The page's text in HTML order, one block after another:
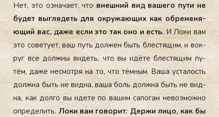
Нет, это оз­на­ча­ет, чтовнеш­ний вид ва­шего пу­ти не
бу­дет выг­ля­деть для ок­ру­жа­ющих как об­ре­меня­
ющий вас, да­же ес­ли это так оно и есть.И Ло­ки вам
это со­вету­ет, ваш путь дол­жен быть блес­тя­щим, и вок­
руг все дол­жны ви­деть, что вы идё­те блес­тя­щим пу­
тём, да­же нес­мотря на то, что тём­ным. Ва­ша ус­та­лость
дол­жна быть не вид­на, ва­ша боль дол­жна быть не вид­
на, как дол­го вы иде­те по ва­шим са­погам не­воз­можно
оп­ре­делить. Ло­ки вам го­ворит: Дер­жи ли­цо, как бы